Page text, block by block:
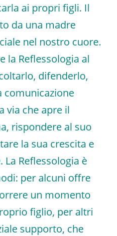
ai propri figli. Il
da una madre
nel nostro cuore.
la Reflessologia al
difenderlo,
comunicazione
via che apre il
rispondere al suo
la sua crescita e
Reflessologia è
per alcuni offre
un momento
figlio, per altri
supporto, che